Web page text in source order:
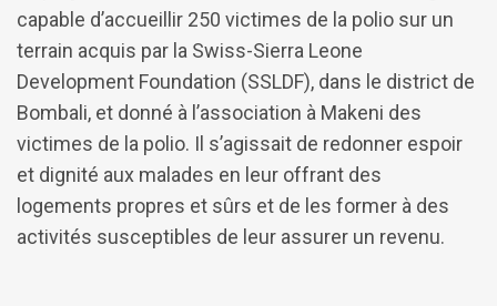
capable d’accueillir 250 victimes de la polio sur un
terrain acquis par la Swiss-Sierra Leone
Development Foundation (SSLDF), dans le district de
Bombali, et donné à l’association à Makeni des
victimes de la polio. Il s’agissait de redonner espoir
et dignité aux malades en leur offrant des
logements propres et sûrs et de les former à des
activités susceptibles de leur assurer un revenu.